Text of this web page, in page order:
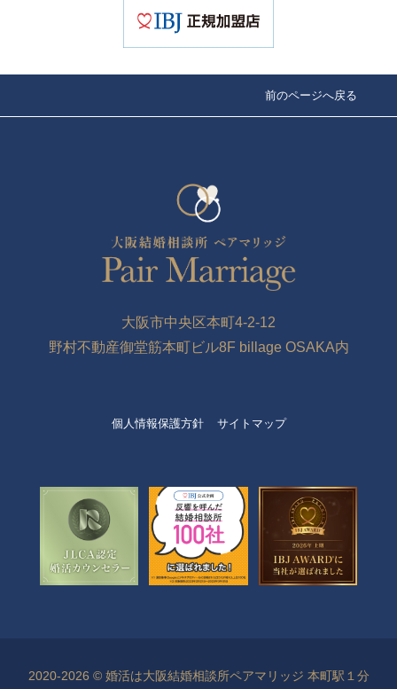
前のページへ戻る
大阪市中央区本町4-2-12
野村不動産御堂筋本町ビル8F billage OSAKA内
個人情報保護方針 サイトマップ
2020-2026 © 婚活は大阪結婚相談所ペアマリッジ 本町駅１分